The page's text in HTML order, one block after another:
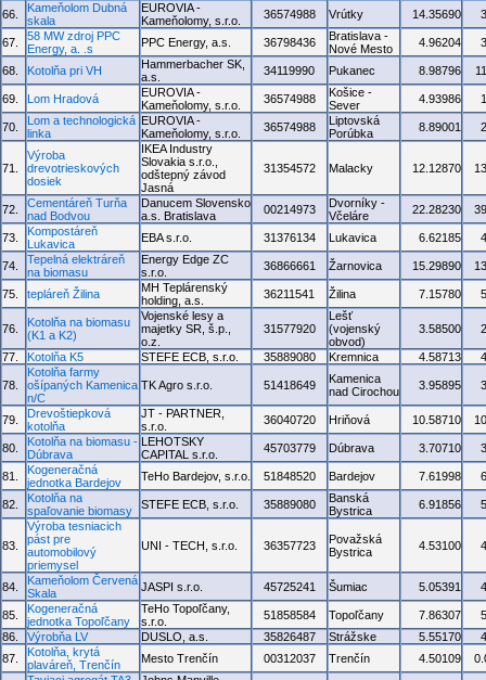
66.
Kameňolom Dubná
skala
EUROVIA -
Kameňolomy, s.r.o.
36574988 Vrútky 14.35690
67.
58 MW zdroj PPC
Energy, a. .s
PPC Energy, a.s. 36798436
Bratislava -
Nové Mesto
4.96204
68. Kotolňa pri VH
Hammerbacher SK,
a.s.
34119990 Pukanec 8.98796
69. Lom Hradová
EUROVIA -
Kameňolomy, s.r.o.
36574988
Košice -
Sever
4.93986
70.
Lom a technologická
linka
EUROVIA -
Kameňolomy, s.r.o.
36574988
Liptovská
Porúbka
8.89001
71.
Výroba
drevotrieskových
dosiek
IKEA Industry
Slovakia s.r.o.,
odštepný závod
Jasná
31354572 Malacky 12.12870
72.
Cementáreň Turňa
nad Bodvou
Danucem Slovensko
a.s. Bratislava
00214973
Dvorníky -
Včeláre
22.28230
73.
Kompostáreň
Lukavica
EBA s.r.o. 31376134 Lukavica 6.62185
74.
Tepelná elektráreň
na biomasu
Energy Edge ZC
s.r.o.
36866661 Žarnovica 15.29890
75. tepláreň Žilina
MH Teplárenský
holding, a.s.
36211541 Žilina 7.15780
76.
Kotolňa na biomasu
(K1 a K2)
Vojenské lesy a
majetky SR, š.p.,
o.z.
31577920
Lešť
(vojenský
obvod)
3.58500
77. Kotolňa K5 STEFE ECB, s.r.o. 35889080 Kremnica 4.58713
78.
Kotolňa farmy
ošípaných Kamenica
n/C
TK Agro s.r.o. 51418649
Kamenica
nad Cirochou
3.95895
79.
Drevoštiepková
kotolňa
JT - PARTNER,
s.r.o.
36040720 Hriňová 10.58710
80.
Kotolňa na biomasu -
Dúbrava
LEHOTSKY
CAPITAL s.r.o.
45703779 Dúbrava 3.70710
81.
Kogeneračná
jednotka Bardejov
TeHo Bardejov, s.r.o. 51848520 Bardejov 7.61998
82.
Kotolňa na
spaľovanie biomasy
STEFE ECB, s.r.o. 35889080
Banská
Bystrica
6.91856
83.
Výroba tesniacich
pást pre
automobilový
priemysel
UNI - TECH, s.r.o. 36357723
Považská
Bystrica
4.53100
84.
Kameňolom Červená
Skala
JASPI s.r.o. 45725241 Šumiac 5.05391
85.
Kogeneračná
jednotka Topoľčany
TeHo Topoľčany,
s.r.o.
51858584 Topoľčany 7.86307
86.
Výrobňa LV DUSLO, a.s. 35826487 Strážske 5.55170
87.
Kotolňa, krytá
plaváreň, Trenčín
Mesto Trenčín 00312037 Trenčín 4.50109